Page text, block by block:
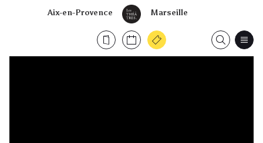
Marseille
Aix-en-Provence